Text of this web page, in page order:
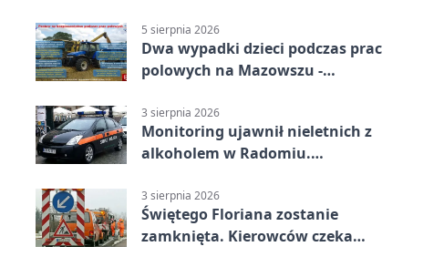
5 sierpnia 2026
Dwa wypadki dzieci podczas prac
polowych na Mazowszu -
3 sierpnia 2026
Monitoring ujawnił nieletnich z
alkoholem w Radomiu.
3 sierpnia 2026
Świętego Floriana zostanie
zamknięta. Kierowców czeka